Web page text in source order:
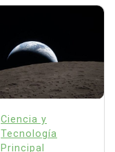
Ciencia y
Tecnología
Principal